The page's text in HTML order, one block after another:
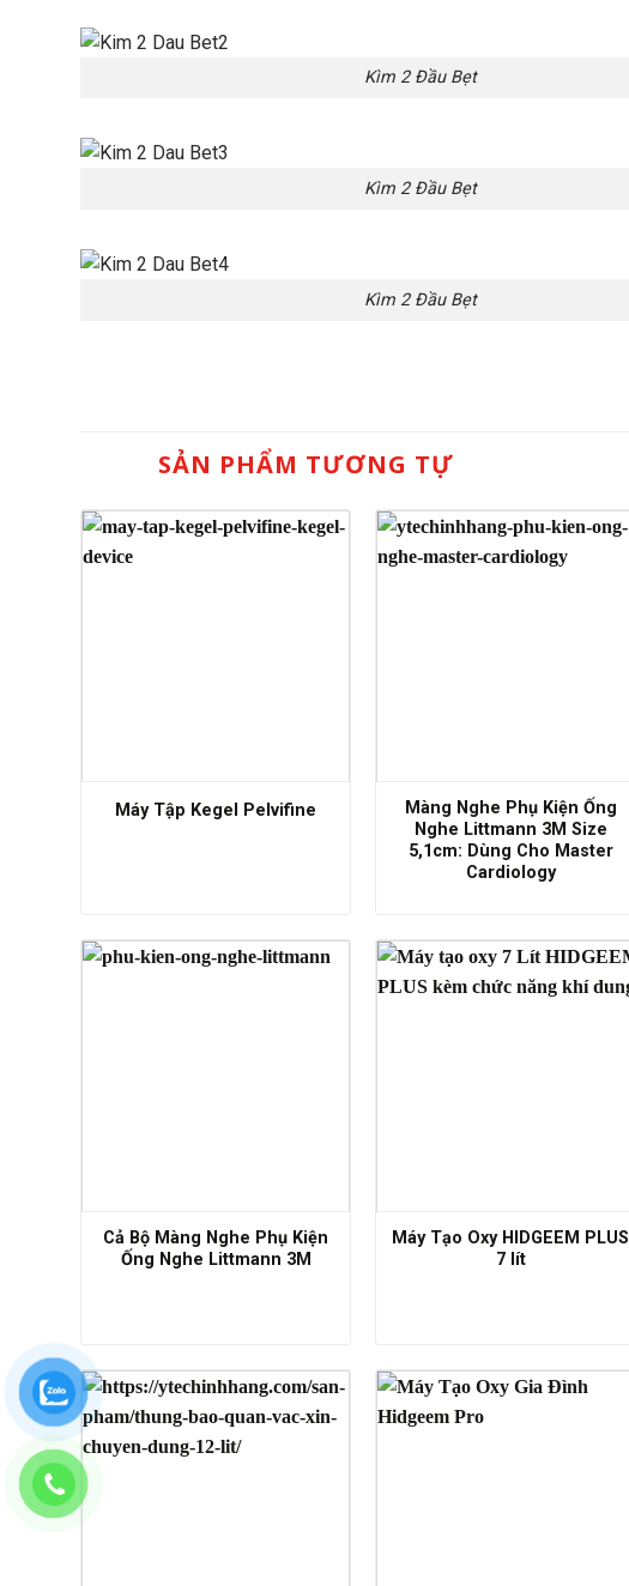
Kìm 2 Đầu Bẹt
Kìm 2 Đầu Bẹt
Kìm 2 Đầu Bẹt
SẢN PHẨM TƯƠNG TỰ
Máy Tập Kegel Pelvifine
Màng Nghe Phụ Kiện Ống
Nghe Littmann 3M Size
5,1cm: Dùng Cho Master
Cardiology
Cả Bộ Màng Nghe Phụ Kiện
Ống Nghe Littmann 3M
Máy Tạo Oxy HIDGEEM PLUS
7 lít